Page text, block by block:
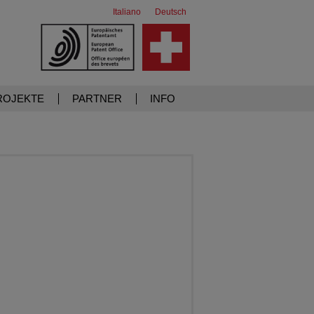
Italiano Deutsch
PARTNER INFO